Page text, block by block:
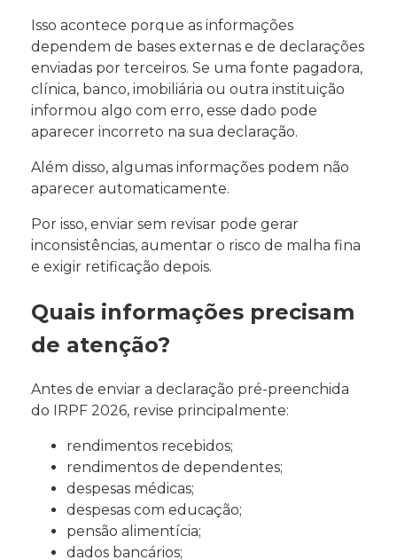
Isso acontece porque as informações
dependem de bases externas e de declarações
enviadas por terceiros. Se uma fonte pagadora,
clínica, banco, imobiliária ou outra instituição
informou algo com erro, esse dado pode
aparecer incorreto na sua declaração.
Além disso, algumas informações podem não
aparecer automaticamente.
Por isso, enviar sem revisar pode gerar
inconsistências, aumentar o risco de malha fina
e exigir retificação depois.
Quais informações precisam
de atenção?
Antes de enviar a declaração pré-preenchida
do IRPF 2026, revise principalmente:
rendimentos recebidos;
rendimentos de dependentes;
despesas médicas;
despesas com educação;
pensão alimentícia;
dados bancários;